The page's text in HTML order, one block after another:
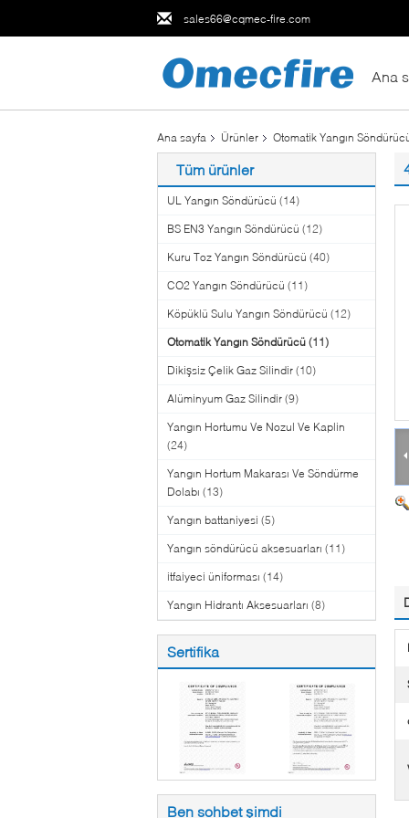
sales66@cqmec-fire.com
Ana
Ana sayfa Ürünler Otomatik Yangın
Tüm ürünler
UL Yangın Söndürücü (14)
BS EN3 Yangın Söndürücü (12)
Kuru Toz Yangın Söndürücü (40)
CO2 Yangın Söndürücü (11)
Köpüklü Sulu Yangın Söndürücü (12)
Otomatik Yangın Söndürücü (11)
Dikişsiz Çelik Gaz Silindir (10)
Alüminyum Gaz Silindir (9)
Yangın Hortumu Ve Nozul Ve Kaplin
(24)
Yangın Hortum Makarası Ve Söndürme
Dolabı (13)
Yangın battaniyesi (5)
Yangın söndürücü aksesuarları (11)
itfaiyeci üniforması (14)
Yangın Hidrantı Aksesuarları (8)
Sertifika
Ben sohbet şimdi